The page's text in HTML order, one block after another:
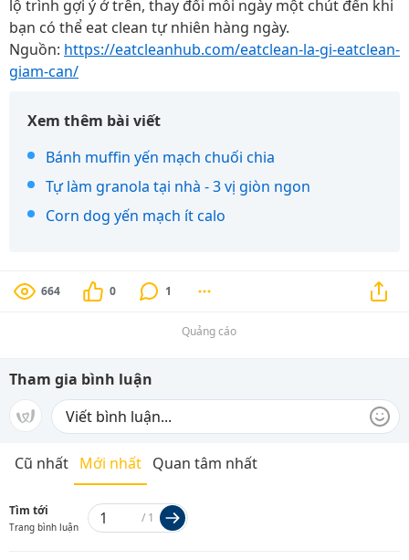
lộ trình gợi ý ở trên, thay đổi mỗi ngày một chút đến khi
bạn có thể eat clean tự nhiên hàng ngày.
Nguồn: https://eatcleanhub.com/eatclean-la-gi-eatclean-
giam-can/
Xem thêm bài viết
Bánh muffin yến mạch chuối chia
Tự làm granola tại nhà - 3 vị giòn ngon
Corn dog yến mạch ít calo
664 0 1
Quảng cáo
Tham gia bình luận
Cũ nhất Mới nhất Quan tâm nhất
Tìm tới
Trang bình luận
/ 1